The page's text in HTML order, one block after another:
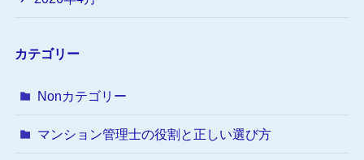
カテゴリー
Nonカテゴリー
マンション管理士の役割と正しい選び方